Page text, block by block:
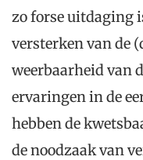
zo forse uitdaging
versterken van de
weerbaarheid van
ervaringen in de
hebben de
de noodzaak van